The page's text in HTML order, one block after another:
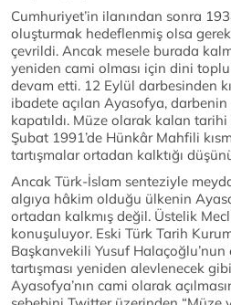
Cumhuriyet’in ilanından sonra
oluşturmak hedeflenmiş olsa
çevrildi. Ancak mesele burada
yeniden cami olması için dini
devam etti. 12 Eylül darbesinden
ibadete açılan Ayasofya,
kapatıldı. Müze olarak kalan
Şubat 1991’de Hünkâr Mahfili
tartışmalar ortadan kalktığı
Ancak Türk-İslam senteziyle
algıya hâkim olduğu ülkenin
ortadan kalkmış değil. Üstelik
konuşuluyor. Eski Türk Tarih
Başkanvekili Yusuf
tartışması yeniden alevlenecek
Ayasofya’nın cami olarak